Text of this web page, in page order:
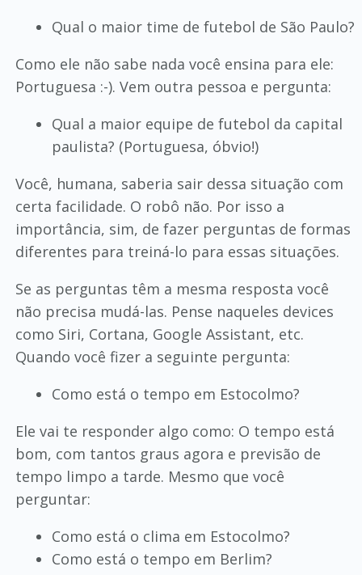
Qual o maior time de futebol de São Paulo?
Como ele não sabe nada você ensina para ele:
Portuguesa :-). Vem outra pessoa e pergunta:
Qual a maior equipe de futebol da capital
paulista? (Portuguesa, óbvio!)
Você, humana, saberia sair dessa situação com
certa facilidade. O robô não. Por isso a
importância, sim, de fazer perguntas de formas
diferentes para treiná-lo para essas situações.
Se as perguntas têm a mesma resposta você
não precisa mudá-las. Pense naqueles devices
como Siri, Cortana, Google Assistant, etc.
Quando você fizer a seguinte pergunta:
Como está o tempo em Estocolmo?
Ele vai te responder algo como: O tempo está
bom, com tantos graus agora e previsão de
tempo limpo a tarde. Mesmo que você
perguntar:
Como está o clima em Estocolmo?
Como está o tempo em Berlim?